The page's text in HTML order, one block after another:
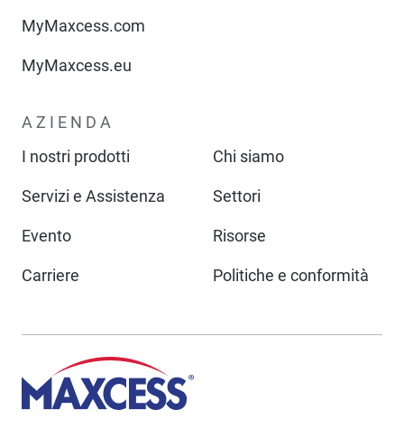
MyMaxcess.com
MyMaxcess.eu
AZIENDA
I nostri prodotti
Chi siamo
Servizi e Assistenza Settori
Evento Risorse
Carriere Politiche e conformità